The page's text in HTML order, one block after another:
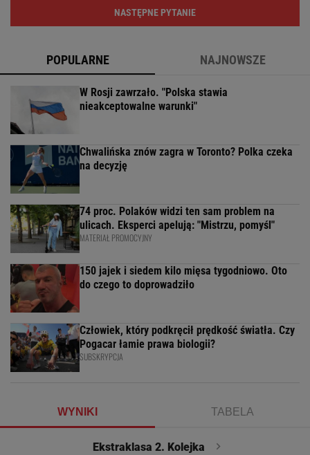
NASTĘPNE PYTANIE
POPULARNE NAJNOWSZE
W Rosji zawrzało. "Polska stawia
nieakceptowalne warunki"
Chwalińska znów zagra w Toronto? Polka czeka
na decyzję
74 proc. Polaków widzi ten sam problem na
ulicach. Eksperci apelują: "Mistrzu, pomyśl"
MATERIAŁ PROMOCYJNY
150 jajek i siedem kilo mięsa tygodniowo. Oto
do czego to doprowadziło
Człowiek, który podkręcił prędkość światła. Czy
Pogacar łamie prawa biologii?
SUBSKRYPCJA
WYNIKI TABELA
Ekstraklasa 2. Kolejka